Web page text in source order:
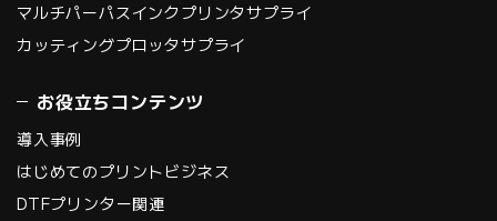
マルチパーパスインクプリンタサプライ
カッティングプロッタサプライ
お役立ちコンテンツ
導入事例
はじめてのプリントビジネス
DTFプリンター関連